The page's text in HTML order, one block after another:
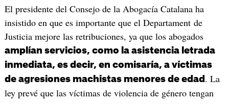
El presidente del Consejo de la Abogacía Catalana ha
insistido en que es importante que el Departament de
Justicia mejore las retribuciones, ya que los abogados
amplían servicios, como la asistencia letrada
inmediata, es decir, en comisaría, a víctimas
de agresiones machistas menores de edad . La
ley prevé que las víctimas de violencia de género tengan